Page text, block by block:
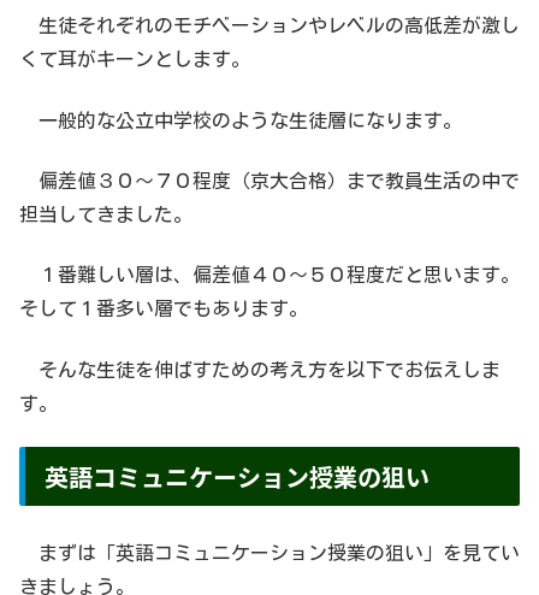
生徒それぞれのモチベーションやレベルの高低差が激し
くて耳がキーンとします。
一般的な公立中学校のような生徒層になります。
偏差値３０〜７０程度（京大合格）まで教員生活の中で
担当してきました。
１番難しい層は、偏差値４０〜５０程度だと思います。
そして１番多い層でもあります。
そんな生徒を伸ばすための考え方を以下でお伝えしま
す。
英語コミュニケーション授業の狙い
まずは「英語コミュニケーション授業の狙い」を見てい
きましょう。